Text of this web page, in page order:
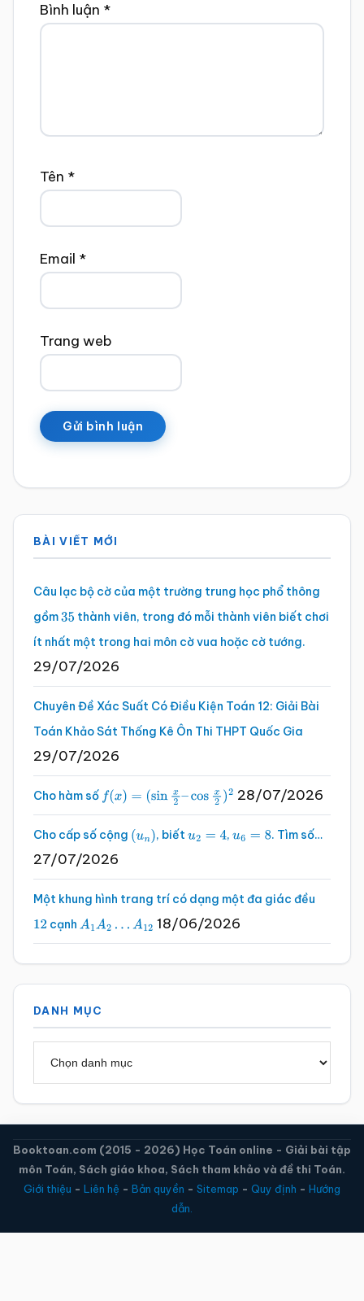
Bình luận *
Tên *
Email *
Trang web
Sidebar
chính
BÀI VIẾT MỚI
Câu lạc bộ cờ của một trường trung học phổ thông
gồm35 thành viên, trong đó mỗi thành viên biết chơi
ít nhất một trong hai môn cờ vua hoặc cờ tướng.
29/07/2026
Chuyên Đề Xác Suất Có Điều Kiện Toán 12: Giải Bài
Toán Khảo Sát Thống Kê Ôn Thi THPT Quốc Gia
29/07/2026
Cho hàm số f(x)=(sinx2 –cosx2 )2 28/07/2026
Cho cấp số cộng (un), biếtu2 =4 , u6 =8 . Tìm số…
27/07/2026
Một khung hình trang trí có dạng một đa giác đều
12 cạnh A1A2…A 12 18/06/2026
DANH MỤC
mục
Booktoan.com (2015 - 2026) Học Toán online - Giải bài tập
môn Toán, Sách giáo khoa, Sách tham khảo và đề thi Toán.
Giới thiệu - Liên hệ - Bản quyền - Sitemap - Quy định - Hướng
dẫn.